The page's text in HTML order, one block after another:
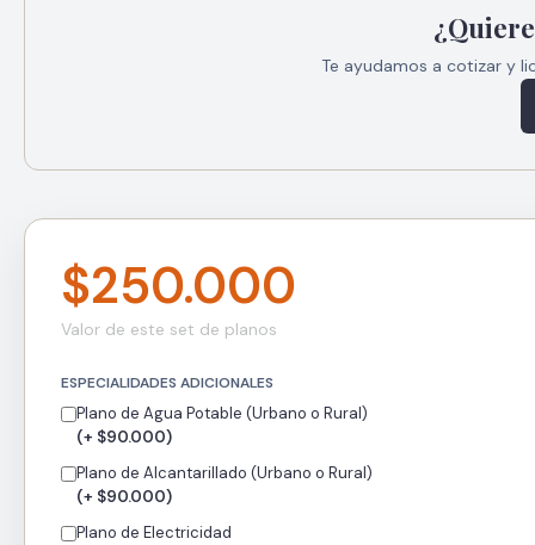
Te ayudamos a cotizar y
$250.000
Valor de este set de planos
ESPECIALIDADES ADICIONALES
Plano de Agua Potable (Urbano o Rural)
(+ $90.000)
Plano de Alcantarillado (Urbano o Rural)
(+ $90.000)
Plano de Electricidad